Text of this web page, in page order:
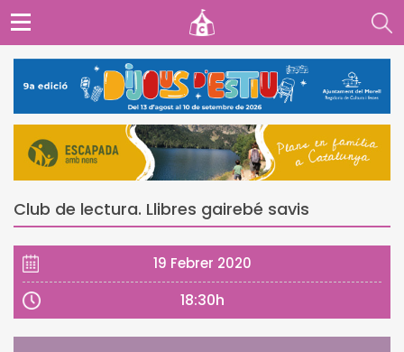
Club de lectura. Llibres gairebé savis
19 Febrer 2020
18:30h